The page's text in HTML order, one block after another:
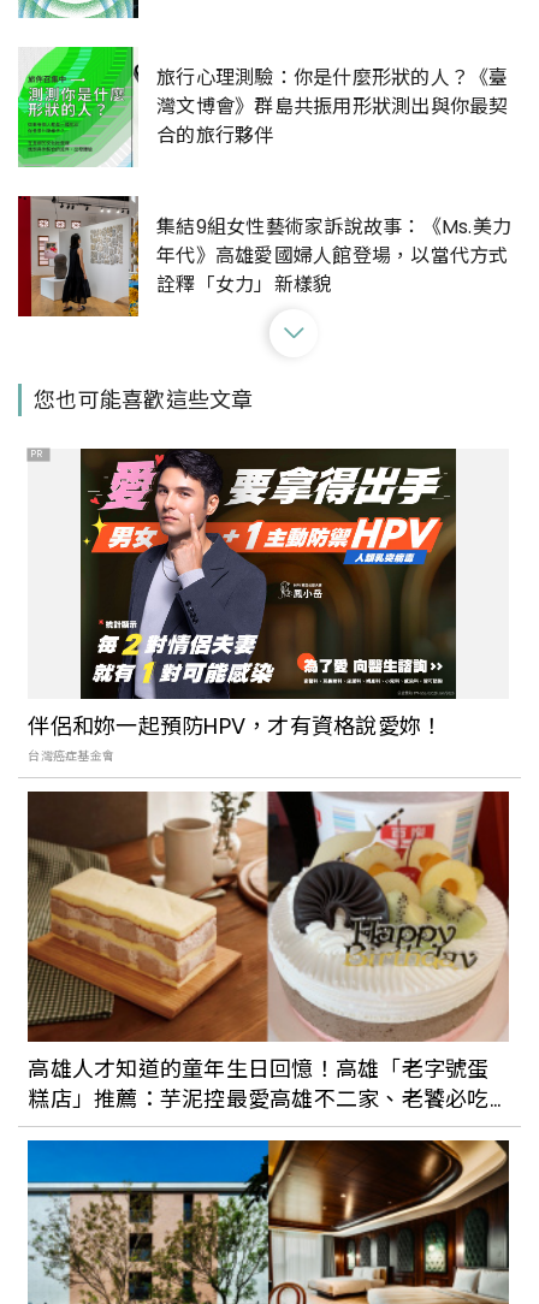
旅行心理測驗：你是什麼形狀的人？《臺
灣文博會》群島共振用形狀測出與你最契
合的旅行夥伴
集結9組女性藝術家訴說故事：《Ms.美力
年代》高雄愛國婦人館登場，以當代方式
詮釋「女力」新樣貌
場，「最潮主視覺」以漸層藍綠、科技編
2022高雄電影節主視覺曝光！年度主題
「惡宇宙」用搞笑惡趣味傳遞自由精神，
邀請觀眾「千萬要抬頭」！
高雄藝文景點大集合！結合港都美學的流
行音樂中心、高雄總圖、高美館，讓藝文
建築天際線與港灣風光融為一體！
2022台灣設計展在高雄！10大主題展覽搶
先公開：親自走進元宇宙、船上看展，還
有更多不同面向的港都等你來探索
又一充滿老靈魂的高雄展覽！《高雄
yáo》將中都唐榮磚窯廠化作期間限定展
場，用3大展覽亮點帶你認識磚窯廠的昔日
風光
日本設計大師皆川明《TSUZUKU》展落腳
高美館！品牌 25 年創作歷程海外首展 10
月登場
您也可能喜歡這些文章
PR
伴侶和妳一起預防HPV，才有資格說愛妳！
台灣癌症基金會
高雄人才知道的童年生日回憶！高雄「老字號蛋
糕店」推薦：芋泥控最愛高雄不二家、老饕必吃
百樂冰淇淋蛋糕